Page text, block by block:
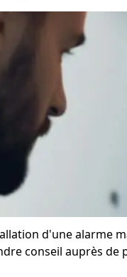
d'une alarme
conseil auprès